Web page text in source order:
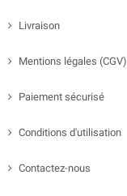
Livraison
Mentions légales (CGV)
Paiement sécurisé
Conditions d'utilisation
Contactez-nous